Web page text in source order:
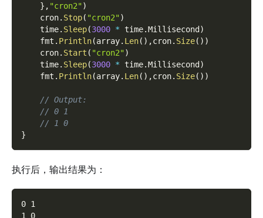
} , "cron2")
    cron
. Stop( "cron2")
    time
. Sleep(3000 * time.Millisecond )
    fmt
. Println(array. Len( ) ,cron. Size( ) )
    cron
. Start ( "cron2")
    time
. Sleep(3000 * time.Millisecond )
    fmt
. Println(array. Len( ) ,cron. Size( ) )
// Output:
// 0 1
// 1 0
}
执行后，输出结果为：
0 1
1 0